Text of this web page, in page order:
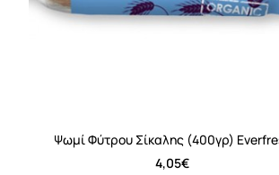
Ψωμί Φύτρου Σίκαλης (400γρ)
4,05€